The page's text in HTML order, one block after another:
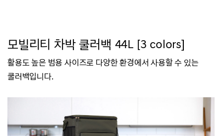
모빌리티 차박 쿨러백 44L [3 colors]
활용도 높은 범용 사이즈로 다양한 환경에서 사용할 수 있는
쿨러백입니다.